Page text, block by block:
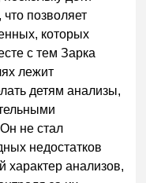
позволяет
которых
с тем Зарка
лежит
детям анализы,
не стал
недостатков
характер анализов,